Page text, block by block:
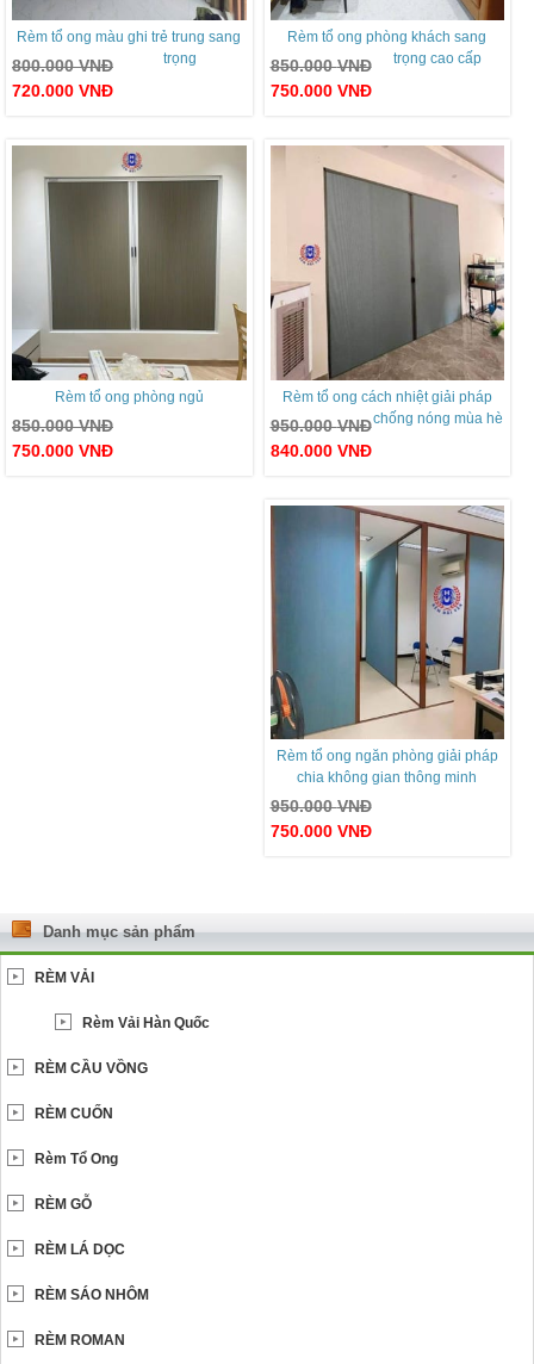
Rèm tổ ong phòng khách sang
trọng cao cấp
850.000VNĐ
750.000 VNĐ
Rèm tổ ong màu ghi trẻ trung sang
trọng
800.000VNĐ
720.000 VNĐ
Rèm tổ ong cách nhiệt giải pháp
chống nóng mùa hè
950.000VNĐ
840.000 VNĐ
Rèm tổ ong phòng ngủ
850.000VNĐ
750.000 VNĐ
Rèm tổ ong ngăn phòng giải pháp
chia không gian thông minh
950.000VNĐ
750.000 VNĐ
Danh mục sản phẩm
RÈM VẢI
Rèm Vải Hàn Quốc
RÈM CẦU VỒNG
RÈM CUỐN
Rèm Tổ Ong
RÈM GỖ
RÈM LÁ DỌC
RÈM SÁO NHÔM
RÈM ROMAN